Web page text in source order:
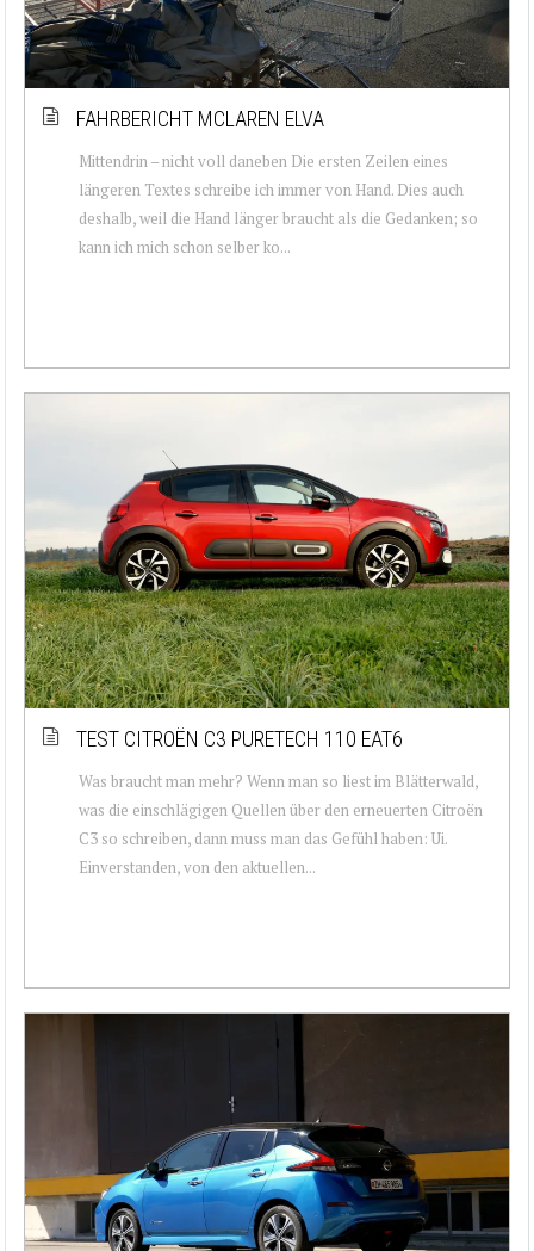
FAHRBERICHT MCLAREN ELVA
Mittendrin – nicht voll daneben Die ersten Zeilen eines
längeren Textes schreibe ich immer von Hand. Dies auch
deshalb, weil die Hand länger braucht als die Gedanken; so
kann ich mich schon selber ko...
TEST CITROËN C3 PURETECH 110 EAT6
Was braucht man mehr? Wenn man so liest im Blätterwald,
was die einschlägigen Quellen über den erneuerten Citroën
C3 so schreiben, dann muss man das Gefühl haben: Ui.
Einverstanden, von den aktuellen...